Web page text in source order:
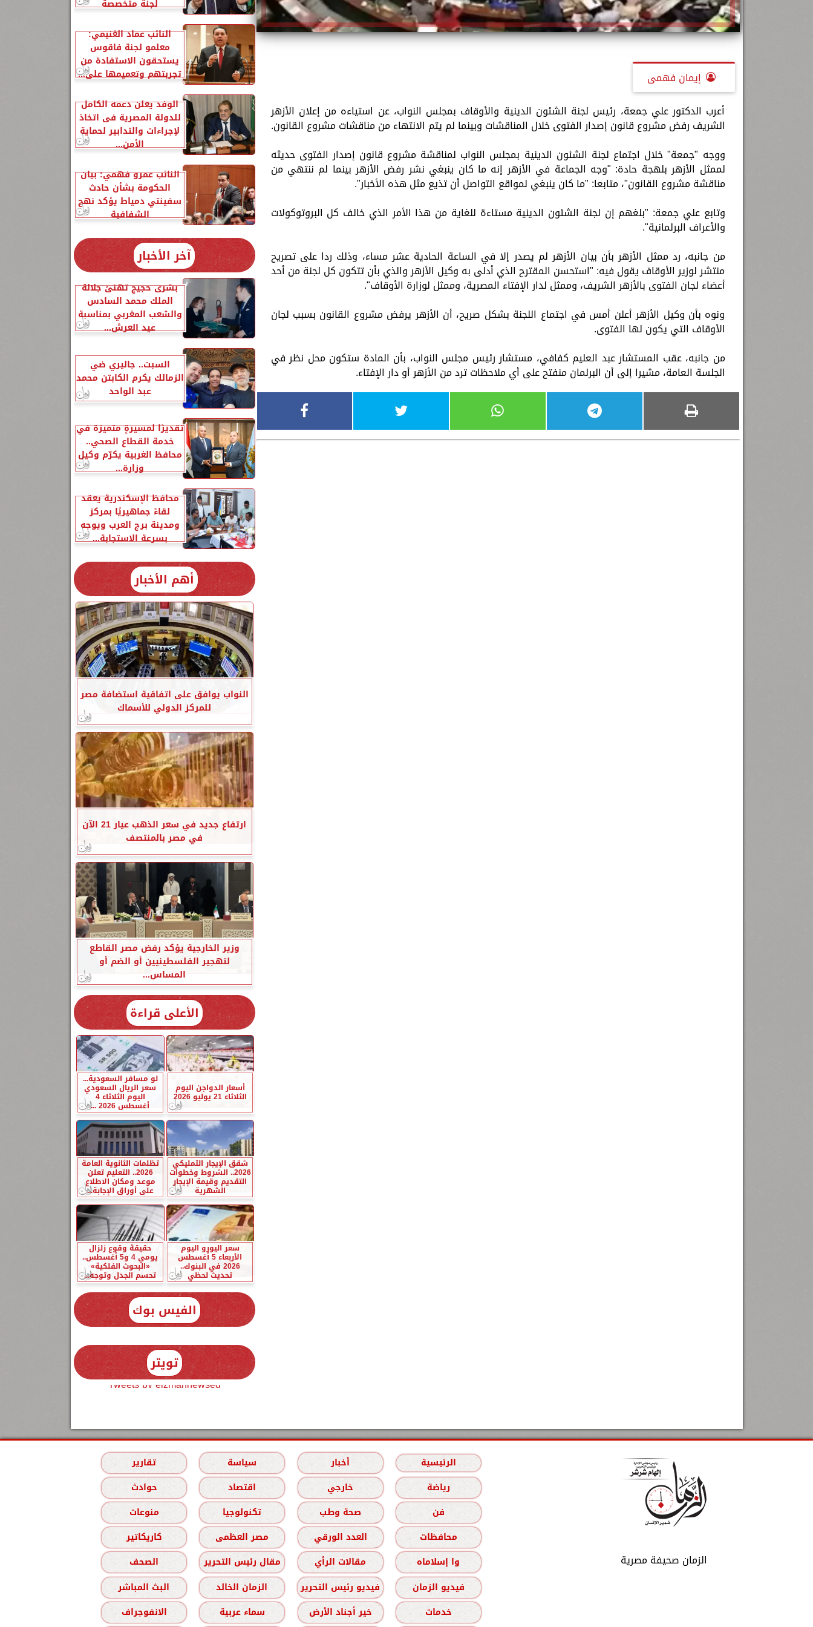
إيمان فهمى
أعرب الدكتور علي جمعة، رئيس لجنة الشئون الدينية والأوقاف بمجلس النواب، عن استياءه من إعلان الأزهر
الشريف رفض مشروع قانون إصدار الفتوى خلال المناقشات وبينما لم يتم الانتهاء من مناقشات مشروع القانون.
ووجه "جمعة" خلال اجتماع لجنة الشئون الدينية بمجلس النواب لمناقشة مشروع قانون إصدار الفتوى حديثه
لممثل الأزهر بلهجة حادة: "وجه الجماعة في الأزهر إنه ما كان ينبغي نشر رفض الأزهر بينما لم ننتهي من
مناقشة مشروع القانون"، متابعا: "ما كان ينبغي لمواقع التواصل أن تذيع مثل هذه الأخبار".
وتابع علي جمعة: "بلغهم إن لجنة الشئون الدينية مستاءة للغاية من هذا الأمر الذي خالف كل البروتوكولات
والأعراف البرلمانية".
من جانبه، رد ممثل الأزهر بأن بيان الأزهر لم يصدر إلا في الساعة الحادية عشر مساء، وذلك ردا على تصريح
منتشر لوزير الأوقاف يقول فيه: "استحسن المقترح الذي أدلى به وكيل الأزهر والذي بأن تتكون كل لجنة من أحد
أعضاء لجان الفتوى بالأزهر الشريف، وممثل لدار الإفتاء المصرية، وممثل لوزارة الأوقاف".
ونوه بأن وكيل الأزهر أعلن أمس في اجتماع اللجنة بشكل صريح، أن الأزهر يرفض مشروع القانون بسبب لجان
الأوقاف التي يكون لها الفتوى.
من جانبه، عقب المستشار عبد العليم كفافي، مستشار رئيس مجلس النواب، بأن المادة ستكون محل نظر في
الجلسة العامة، مشيرا إلى أن البرلمان منفتح على أي ملاحظات ترد من الأزهر أو دار الإفتاء.
لجنة متخصصة
النائب عماد الغنيمي:
معلمو لجنة فاقوس
يستحقون الاستفادة من
تجربتهم وتعميمها على...
الوفد يعلن دعمه الكامل
للدولة المصرية فى اتخاذ
لإجراءات والتدابير لحماية
الأمن...
النائب عمرو فهمي: بيان
الحكومة بشأن حادث
سفينتي دمياط يؤكد نهج
الشفافية
آخر الأخبار
بشرى حجيج تهنئ جلالة
الملك محمد السادس
والشعب المغربي بمناسبة
عيد العرش...
السبت.. جاليري ضي
الزمالك يكرم الكابتن محمد
عبد الواحد
تقديرًا لمسيرةٍ متميزة في
خدمة القطاع الصحي..
محافظ الغربية يكرّم وكيل
وزارة...
محافظ الإسكندرية يعقد
لقاءً جماهيريًا بمركز
ومدينة برج العرب ويوجه
بسرعة الاستجابة...
أهم الأخبار
النواب يوافق على اتفاقية استضافة مصر
للمركز الدولي للأسماك
ارتفاع جديد في سعر الذهب عيار 21 الآن
في مصر بالمنتصف
وزير الخارجية يؤكد رفض مصر القاطع
لتهجير الفلسطينيين أو الضم أو
المساس...
الأعلى قراءة
أسعار الدواجن اليوم
الثلاثاء 21 يوليو 2026
لو مسافر السعودية...
سعر الريال السعودي
اليوم الثلاثاء 4
أغسطس 2026 ...
شقق الإيجار التمليكي
2026.. الشروط وخطوات
التقديم وقيمة الإيجار
الشهرية
تظلمات الثانوية العامة
2026.. التعليم تعلن
موعد ومكان الاطلاع
على أوراق الإجابة...
سعر اليورو اليوم
الأربعاء 5 أغسطس
2026 في البنوك..
تحديث لحظي
حقيقة وقوع زلزال
يومي 4 و5 أغسطس..
«البحوث الفلكية»
تحسم الجدل وتوجه...
الفيس بوك
تويتر
Tweets by elzmannewseg
الزمان صحيفة مصرية
الرئيسية أخبار سياسة
تقارير
رياضة
خارجي اقتصاد
حوادث
فن
صحة وطب تكنولوجيا
منوعات
محافظات
العدد الورقي مصر العظمى
كاريكاتير
وا إسلاماه
مقالات الرأي مقال رئيس التحرير
الصحف
فيديو الزمان
فيديو رئيس التحرير الزمان الخالد
البث المباشر
خدمات
خير أجناد الأرض سماء عربية الانفوجراف